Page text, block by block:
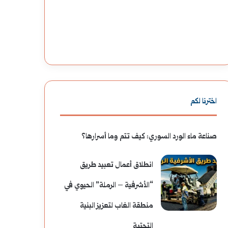
الأموال
اخترنا لكم
صناعة ماء الورد السوري: كيف تتم وما أسرارها؟
انطلاق أعمال تعبيد طريق
“الأشرفية – الرملة” الحيوي في
منطقة الغاب لتعزيز البنية